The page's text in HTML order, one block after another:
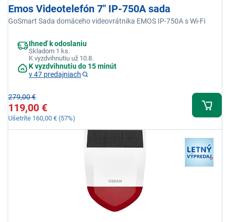
Emos Videotelefón 7" IP-750A sada
GoSmart Sada domáceho videovrátnika EMOS IP-750A s Wi-Fi
Ihneď k odoslaniu
Skladom 1 ks.
K vyzdvihnutiu už 10.8.
K vyzdvihnutiu do 15 minút
v 47 predajniach
279,00 €
119,00 €
Ušetríte 160,00 € (57%)